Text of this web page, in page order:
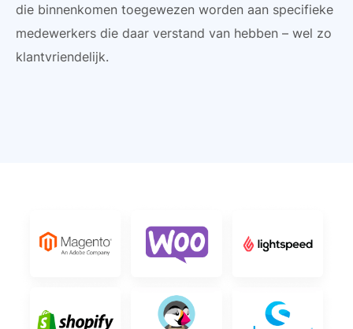
die binnenkomen toegewezen worden aan specifieke
medewerkers die daar verstand van hebben – wel zo
klantvriendelijk.